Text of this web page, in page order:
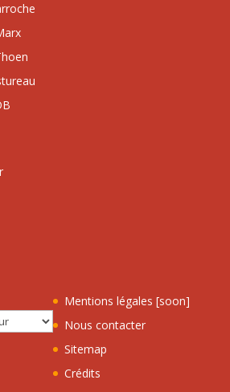
Mentions légales [soon]
Nous contacter
Sitemap
Crédits